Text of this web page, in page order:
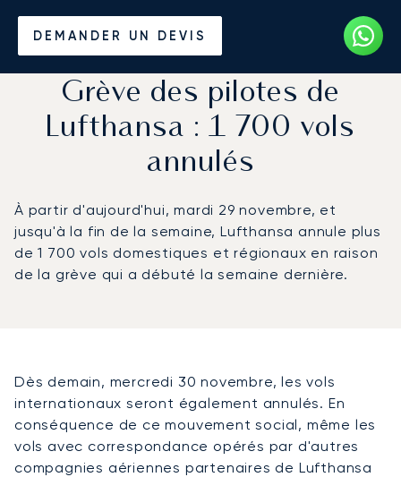
DEMANDER UN DEVIS
Grève des pilotes de
Lufthansa : 1 700 vols
annulés
À partir d'aujourd'hui, mardi 29 novembre, et
jusqu'à la fin de la semaine, Lufthansa annule plus
de 1 700 vols domestiques et régionaux en raison
de la grève qui a débuté la semaine dernière.
Dès demain, mercredi 30 novembre, les vols
internationaux seront également annulés. En
conséquence de ce mouvement social, même les
vols avec correspondance opérés par d'autres
compagnies aériennes partenaires de Lufthansa